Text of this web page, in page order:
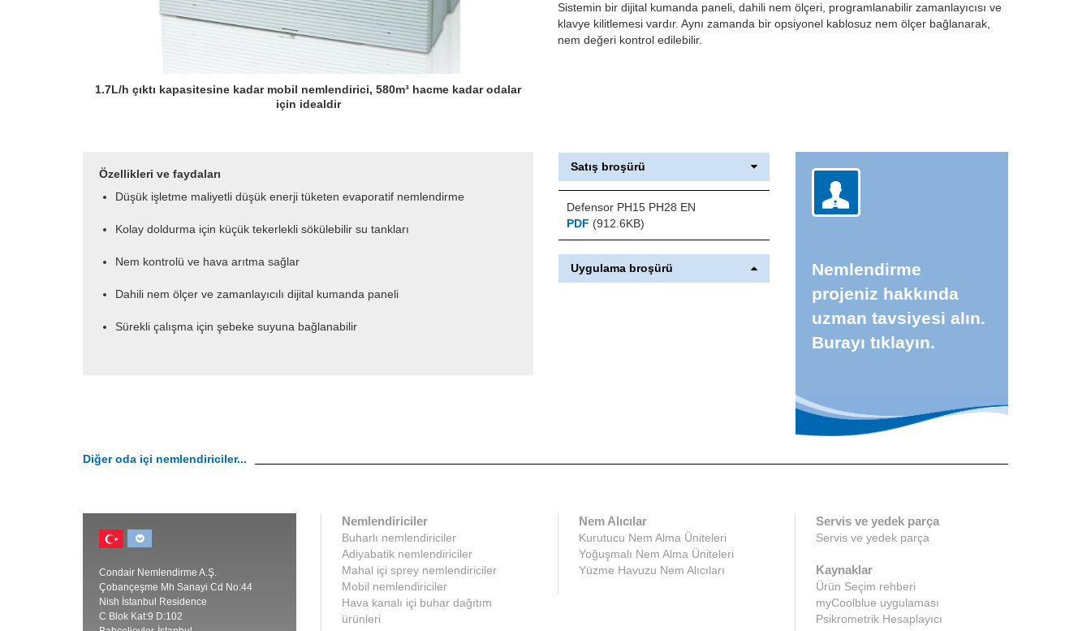
1.7L/h çıktı kapasitesine kadar mobil nemlendirici, 580m³ hacme kadar odalar
için idealdir
Sistemin bir dijital kumanda paneli, dahili nem ölçeri, programlanabilir zamanlayıcısı ve
klavye kilitlemesi vardır. Aynı zamanda bir opsiyonel kablosuz nem ölçer bağlanarak,
nem değeri kontrol edilebilir.
Özellikleri ve faydaları
Düşük işletme maliyetli düşük enerji tüketen evaporatif nemlendirme
Kolay doldurma için küçük tekerlekli sökülebilir su tankları
Nem kontrolü ve hava arıtma sağlar
Dahili nem ölçer ve zamanlayıcılı dijital kumanda paneli
Sürekli çalışma için şebeke suyuna bağlanabilir
Satış broşürü
Defensor PH15 PH28 EN
PDF (912.6KB)
Uygulama broşürü
Nemlendirme
projeniz hakkında
uzman tavsiyesi alın.
Burayı tıklayın.
Diğer oda içi nemlendiriciler...
Condair Nemlendirme A.Ş.
Çobançeşme Mh Sanayi Cd No:44
Nish İstanbul Residence
C Blok Kat:9 D:102
Nemlendiriciler
Buharlı nemlendiriciler
Adiyabatik nemlendiriciler
Mahal içi sprey nemlendiriciler
Mobil nemlendiriciler
Hava kanalı içi buhar dağıtım
ürünleri
Nem Alıcılar
Kurutucu Nem Alma Üniteleri
Yoğuşmalı Nem Alma Üniteleri
Yüzme Havuzu Nem Alıcıları
Servis ve yedek parça
Servis ve yedek parça
Kaynaklar
Ürün Seçim rehberi
myCoolblue uygulaması
Psikrometrik Hesaplayıcı